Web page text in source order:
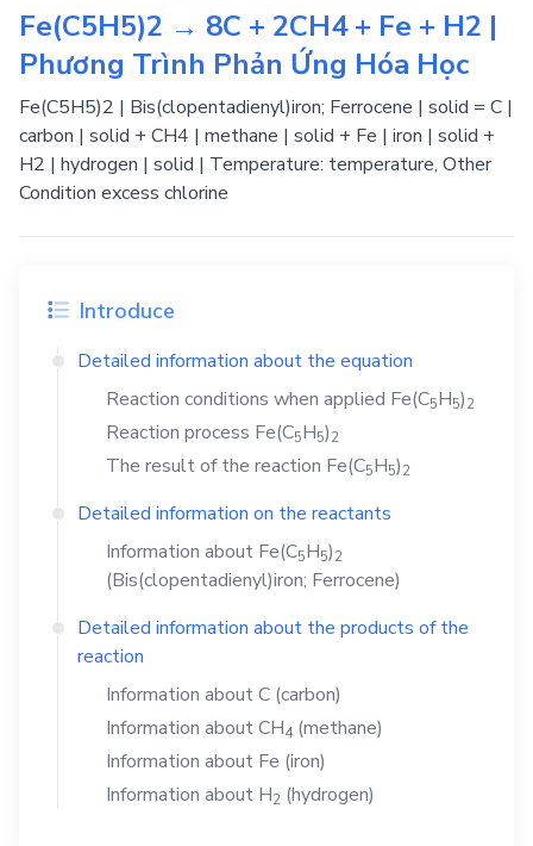
Fe(C5H5)2 → 8C + 2CH4 + Fe + H2 |
Phương Trình Phản Ứng Hóa Học
Fe(C5H5)2 | Bis(clopentadienyl)iron; Ferrocene | solid = C |
carbon | solid + CH4 | methane | solid + Fe | iron | solid +
H2 | hydrogen | solid | Temperature: temperature, Other
Condition excess chlorine
Introduce
Detailed information about the equation
Reaction conditions when applied Fe(C5H5)2
Reaction process Fe(C5H5)2
The result of the reaction Fe(C5H5)2
Detailed information on the reactants
Information about Fe(C5H5)2
(Bis(clopentadienyl)iron; Ferrocene)
Detailed information about the products of the
reaction
Information aboutC (carbon)
Information aboutCH4(methane)
Information about Fe (iron)
Information about H2 (hydrogen)